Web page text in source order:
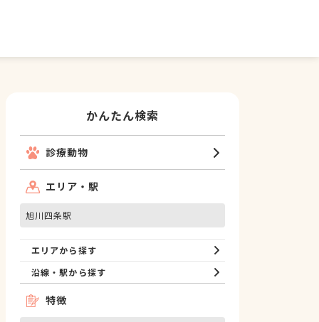
かんたん検索
診療動物
エリア・駅
旭川四条駅
エリアから探す
沿線・駅から探す
特徴